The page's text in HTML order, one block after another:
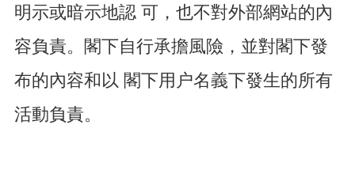
明示或暗示地認 可，也不對外部網站的內
容負責。閣下自行承擔風險，並對閣下發
布的內容和以 閣下用户名義下發生的所有
活動負責。